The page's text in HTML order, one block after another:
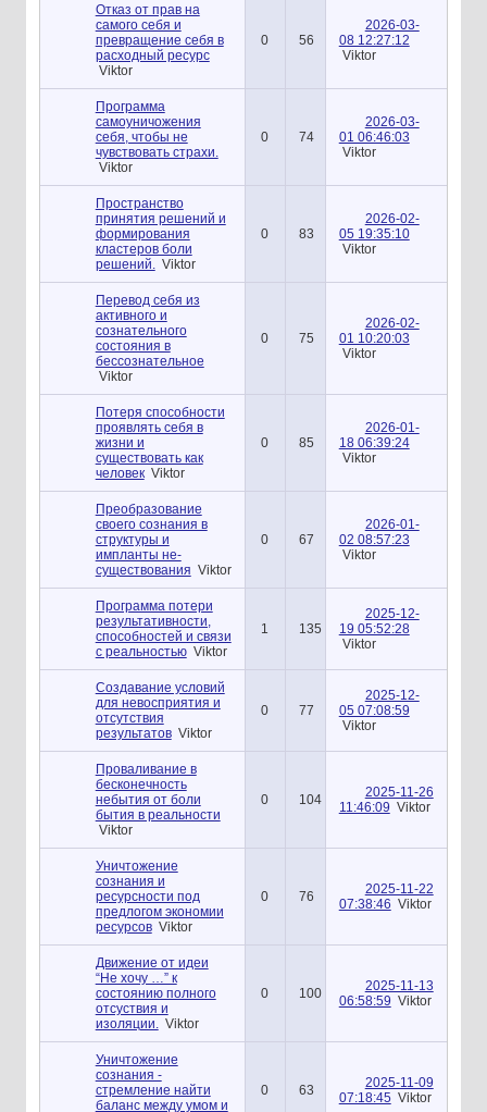
Отказ от прав на
самого себя и
превращение себя в
расходный ресурс
Viktor
0 56
2026-03-
08 12:27:12
Viktor
Программа
самоуничожения
себя, чтобы не
чувствовать страхи.
Viktor
0 74
2026-03-
01 06:46:03
Viktor
Пространство
принятия решений и
формирования
кластеров боли
решений.
Viktor
0 83
2026-02-
05 19:35:10
Viktor
Перевод себя из
активного и
сознательного
состояния в
бессознательное
Viktor
0 75
2026-02-
01 10:20:03
Viktor
Потеря способности
проявлять себя в
жизни и
существовать как
человек Viktor
0 85
2026-01-
18 06:39:24
Viktor
Преобразование
своего сознания в
структуры и
импланты не-
существования Viktor
0 67
2026-01-
02 08:57:23
Viktor
Программа потери
результативности,
способностей и связи
с реальностью Viktor
1 135
2025-12-
19 05:52:28
Viktor
Создавание условий
для невосприятия и
отсутствия
результатов Viktor
0 77
2025-12-
05 07:08:59
Viktor
Проваливание в
бесконечность
небытия от боли
бытия в реальности
Viktor
0 104
2025-11-26
11:46:09 Viktor
Уничтожение
сознания и
ресурсности под
предлогом экономии
ресурсов Viktor
0 76
2025-11-22
07:38:46 Viktor
Движение от идеи
“Не хочу …” к
состоянию полного
отсуствия и
изоляции.
Viktor
0 100
2025-11-13
06:58:59 Viktor
Уничтожение
сознания -
стремление найти
баланс между умом и
0 63
2025-11-09
07:18:45 Viktor